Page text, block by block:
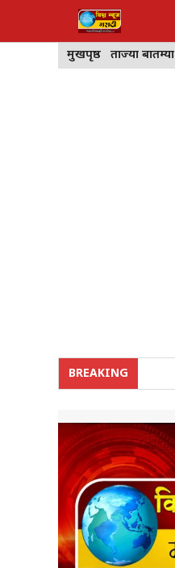
मुखपृष्ठ ताज्या बातम्या
BREAKING